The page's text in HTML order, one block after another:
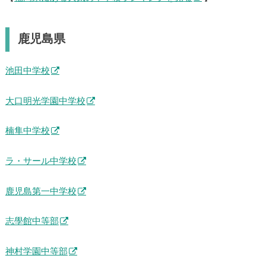
鹿児島県
池田中学校
大口明光学園中学校
楠隼中学校
ラ・サール中学校
鹿児島第一中学校
志學館中等部
神村学園中等部